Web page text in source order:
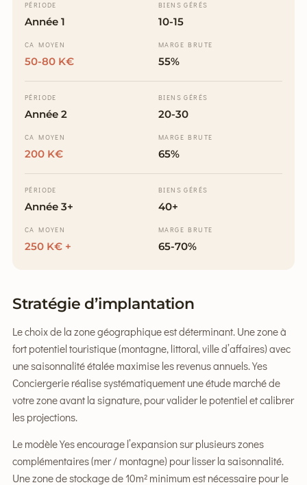
PÉRIODE
Année 1
BIENS GÉRÉS
10-15
CA MOYEN
50-80 K€
MARGE BRUTE
55%
PÉRIODE
Année 2
BIENS GÉRÉS
20-30
CA MOYEN
200 K€
MARGE BRUTE
65%
PÉRIODE
Année 3+
BIENS GÉRÉS
40+
CA MOYEN
250 K€ +
MARGE BRUTE
65-70%
Stratégie d’implantation
Le choix de la zone géographique est déterminant. Une zone à
fort potentiel touristique (montagne, littoral, ville d’affaires) avec
une saisonnalité étalée maximise les revenus annuels. Yes
Conciergerie réalise systématiquement une étude marché de
votre zone avant la signature, pour valider le potentiel et calibrer
les projections.
Le modèle Yes encourage l’expansion sur plusieurs zones
complémentaires (mer / montagne) pour lisser la saisonnalité.
Une zone de stockage de 10m² minimum est nécessaire pour le